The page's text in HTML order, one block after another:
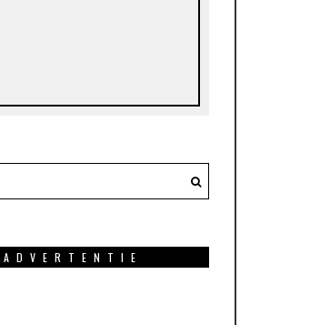
ADVERTENTIE